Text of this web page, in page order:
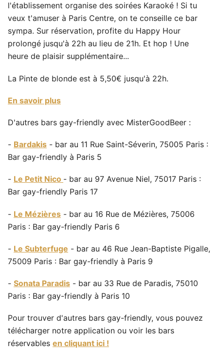
l'établissement organise des soirées Karaoké ! Si tu
veux t'amuser à Paris Centre, on te conseille ce bar
sympa. Sur réservation, profite du Happy Hour
prolongé jusqu'à 22h au lieu de 21h. Et hop ! Une
heure de plaisir supplémentaire...
La Pinte de blonde est à 5,50€ jusqu'à 22h.
En savoir plus
D'autres bars gay-friendly avec MisterGoodBeer :
- Bardakis - bar au 11 Rue Saint-Séverin, 75005 Paris :
Bar gay-friendly à Paris 5
- Le Petit Nico - bar au 97 Avenue Niel, 75017 Paris :
Bar gay-friendly Paris 17
- Le Mézières - bar au 16 Rue de Mézières, 75006
Paris : Bar gay-friendly Paris 6
- Le Subterfuge - bar au 46 Rue Jean-Baptiste Pigalle,
75009 Paris : Bar gay-friendly à Paris 9
- Sonata Paradis - bar au 33 Rue de Paradis, 75010
Paris : Bar gay-friendly à Paris 10
Pour trouver d'autres bars gay-friendly, vous pouvez
télécharger notre application ou voir les bars
réservables en cliquant ici !